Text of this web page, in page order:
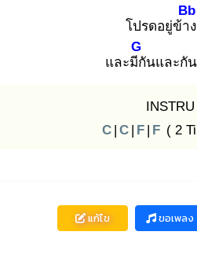
โปรดอยู่ข้าง
Bb
และมีกั
G
นและกั
C | C | F | F ( 2
แก้ไข ขอเพลง